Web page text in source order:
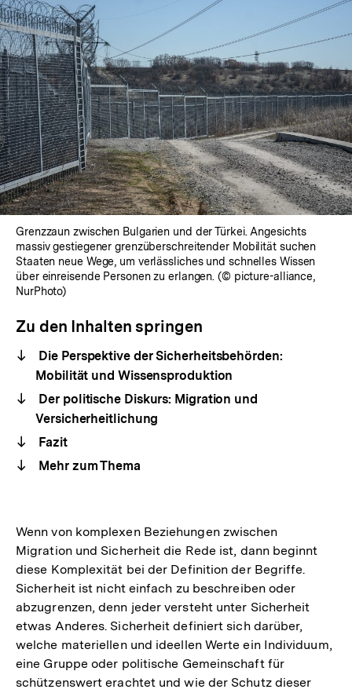
Grenzzaun zwischen Bulgarien und der Türkei. Angesichts
massiv gestiegener grenzüberschreitender Mobilität suchen
Staaten neue Wege, um verlässliches und schnelles Wissen
über einreisende Personen zu erlangen. (© picture-alliance,
NurPhoto)
Zu den Inhalten springen
Die Perspektive der Sicherheitsbehörden:
Mobilität und Wissensproduktion
Der politische Diskurs: Migration und
Versicherheitlichung
Fazit
Mehr zum Thema
Wenn von komplexen Beziehungen zwischen
Migration und Sicherheit die Rede ist, dann beginnt
diese Komplexität bei der Definition der Begriffe.
Sicherheit ist nicht einfach zu beschreiben oder
abzugrenzen, denn jeder versteht unter Sicherheit
etwas Anderes. Sicherheit definiert sich darüber,
welche materiellen und ideellen Werte ein Individuum,
eine Gruppe oder politische Gemeinschaft für
schützenswert erachtet und wie der Schutz dieser